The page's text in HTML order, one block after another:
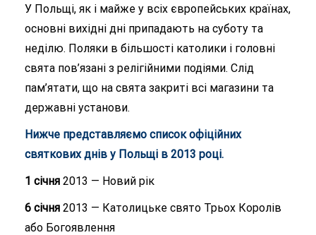
У Польщі, як і майже у всіх європейських країнах,
основні вихідні дні припадають на суботу та
неділю. Поляки в більшості католики і головні
свята пов’язані з релігійними подіями. Слід
пам’ятати, що на свята закриті всі магазини та
державні установи.
Нижче представляємо список офіційних
святкових днів у Польщі в 2013 році.
1 січня 2013 — Новий рік
6 січня 2013 — Католицьке свято Трьох Королів
або Богоявлення